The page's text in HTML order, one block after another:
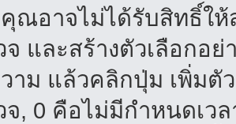
ณอาจไม่ได้รับสิทธิ์ใ
และสร้างตัวเลือกอย่
าม แล้วคลิกปุ่ม เพิ่มตั
, 0 คือไม่มีกำหนดเว